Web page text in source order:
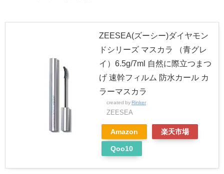
ZEESEA(ズーシー)ダイヤモン
ドシリーズ マスカラ （青グレ
イ）6.5g/7ml 自然に際立つまつ
げ 速幹フィルム 防水カール カ
ラーマスカラ
created by Rinker
ZEESEA
Amazon 楽天市場
Qoo10